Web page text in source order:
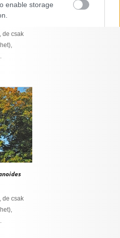
enable storage
enable storage
authentication
and other
Access
de csak
de csak